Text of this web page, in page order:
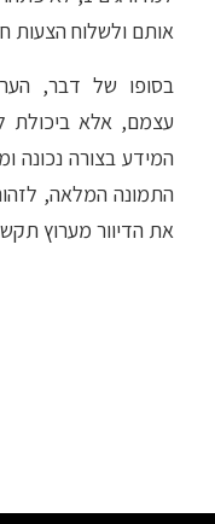
אותם ולשלוח הצעות
בסופו של דבר,
עצמם, אלא ביכולת
המידע בצורה נכונה
התמונה המלאה,
את הדיוור מערוץ